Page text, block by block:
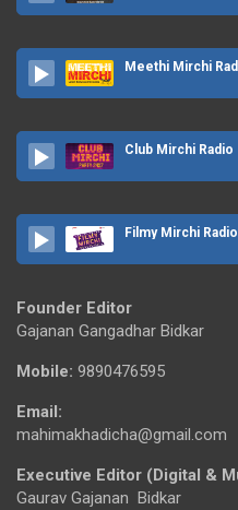
Meethi Mirchi
Club Mirchi Radio
Filmy Mirchi Radio
Founder Editor
Gajanan Gangadhar Bidkar
Mobile: 9890476595
Email:
mahimakhadicha@gmail.com
Executive Editor (Digital &
Gaurav Gajanan Bidkar